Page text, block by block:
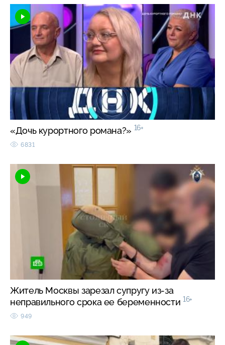
«Дочь курортного романа?» 16+
6831
Житель Москвы зарезал супругу из-за
неправильного срока ее беременности 16+
949